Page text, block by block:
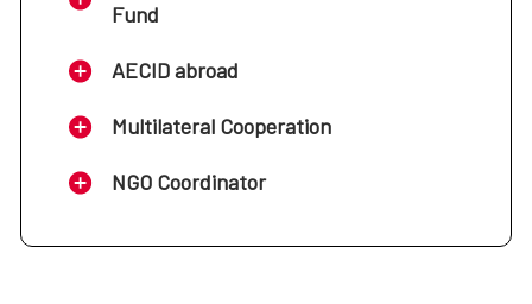
Fund
AECID abroad
Multilateral Cooperation
NGO Coordinator